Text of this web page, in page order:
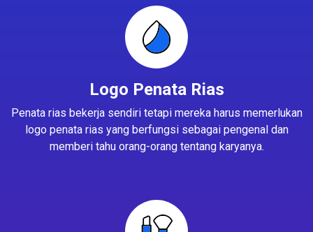
Logo Penata Rias
Penata rias bekerja sendiri tetapi mereka harus memerlukan
logo penata rias yang berfungsi sebagai pengenal dan
memberi tahu orang-orang tentang karyanya.